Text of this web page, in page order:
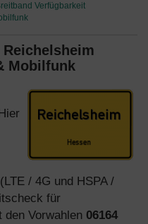
Verfügbarkeit
Mobilfunk
(LTE / 4G und HSPA /
für
den Vorwahlen 06164